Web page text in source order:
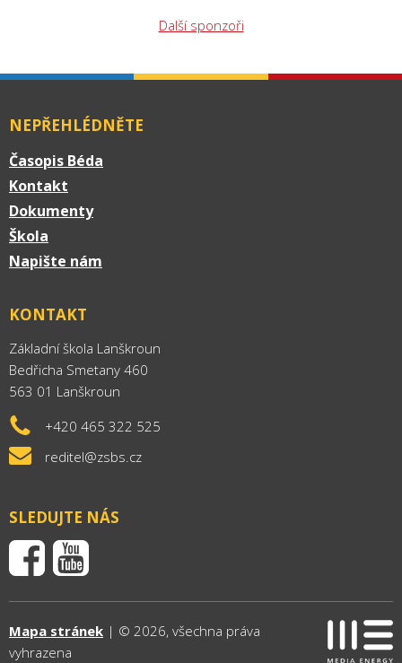
Další sponzoři
NEPŘEHLÉDNĚTE
Časopis Béda
Kontakt
Dokumenty
Škola
Napište nám
KONTAKT
Základní škola Lanškroun
Bedřicha Smetany 460
563 01 Lanškroun
+420 465 322 525
reditel@zsbs.cz
SLEDUJTE NÁS
Mapa stránek | © 2026, všechna práva
vyhrazena